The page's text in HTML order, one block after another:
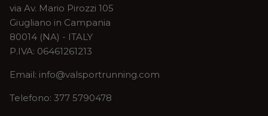
via Av. Mario Pirozzi 105
Giugliano in Campania
80014 (NA) - ITALY
P.IVA: 06461261213
Email: info@valsportrunning.com
Telefono: 377 5790478